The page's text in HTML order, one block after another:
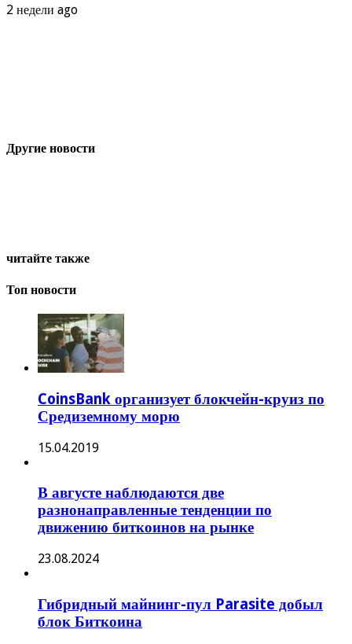
2 недели ago
Другие новости
читайте также
Топ новости
CoinsBank организует блокчейн-круиз по
Средиземному морю
15.04.2019
В августе наблюдаются две
разнонаправленные тенденции по
движению биткоинов на рынке
23.08.2024
Гибридный майнинг-пул Parasite добыл
блок Биткоина